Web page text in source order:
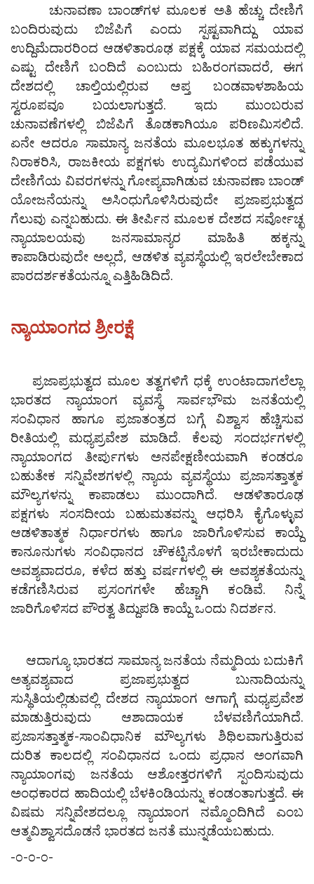
ಚುನಾವಣಾ ಬಾಂಡ್‌ಗಳ ಮೂಲಕ ಅತಿ ಹೆಚ್ಚು ದೇಣಿಗೆ
ಬಂದಿರುವುದು ಬಿಜೆಪಿಗೆ ಎಂದು ಸ್ಪಷ್ಟವಾಗಿದ್ದು ಯಾವ
ಉದ್ದಿಮೆದಾರರಿಂದ ಆಡಳಿತಾರೂಢ ಪಕ್ಷಕ್ಕೆ ಯಾವ ಸಮಯದಲ್ಲಿ
ಎಷ್ಟು ದೇಣಿಗೆ ಬಂದಿದೆ ಎಂಬುದು ಬಹಿರಂಗವಾದರೆ, ಈಗ
ದೇಶದಲ್ಲಿ ಚಾಲ್ತಿಯಲ್ಲಿರುವ ಆಪ್ತ ಬಂಡವಾಳಶಾಹಿಯ
ಸ್ವರೂಪವೂ ಬಯಲಾಗುತ್ತದೆ. ಇದು ಮುಂಬರುವ
ಚುನಾವಣೆಗಳಲ್ಲಿ ಬಿಜೆಪಿಗೆ ತೊಡಕಾಗಿಯೂ ಪರಿಣಮಿಸಲಿದೆ.
ಏನೇ ಆದರೂ ಸಾಮಾನ್ಯ ಜನತೆಯ ಮೂಲಭೂತ ಹಕ್ಕುಗಳನ್ನು
ನಿರಾಕರಿಸಿ, ರಾಜಕೀಯ ಪಕ್ಷಗಳು ಉದ್ಯಮಿಗಳಿಂದ ಪಡೆಯುವ
ದೇಣಿಗೆಯ ವಿವರಗಳನ್ನು ಗೋಪ್ಯವಾಗಿಡುವ ಚುನಾವಣಾ ಬಾಂಡ್‌
ಯೋಜನೆಯನ್ನು ಅಸಿಂಧುಗೊಳಿಸಿರುವುದೇ ಪ್ರಜಾಪ್ರಭುತ್ವದ
ಗೆಲುವು ಎನ್ನಬಹುದು. ಈ ತೀರ್ಪಿನ ಮೂಲಕ ದೇಶದ ಸರ್ವೋಚ್ಛ
ನ್ಯಾಯಾಲಯವು ಜನಸಾಮಾನ್ಯರ ಮಾಹಿತಿ ಹಕ್ಕನ್ನು
ಕಾಪಾಡಿರುವುದೇ ಅಲ್ಲದೆ, ಆಡಳಿತ ವ್ಯವಸ್ಥೆಯಲ್ಲಿ ಇರಲೇಬೇಕಾದ
ಪಾರದರ್ಶಕತೆಯನ್ನೂ ಎತ್ತಿಹಿಡಿದಿದೆ.
ನ್ಯಾಯಾಂಗದ ಶ್ರೀರಕ್ಷೆ
ಪ್ರಜಾಪ್ರಭುತ್ವದ ಮೂಲ ತತ್ವಗಳಿಗೆ ಧಕ್ಕೆ ಉಂಟಾದಾಗಲೆಲ್ಲಾ
ಭಾರತದ ನ್ಯಾಯಾಂಗ ವ್ಯವಸ್ಥೆ ಸಾರ್ವಭೌಮ ಜನತೆಯಲ್ಲಿ
ಸಂವಿಧಾನ ಹಾಗೂ ಪ್ರಜಾತಂತ್ರದ ಬಗ್ಗೆ ವಿಶ್ವಾಸ ಹೆಚ್ಚಿಸುವ
ರೀತಿಯಲ್ಲಿ ಮಧ್ಯಪ್ರವೇಶ ಮಾಡಿದೆ. ಕೆಲವು ಸಂದರ್ಭಗಳಲ್ಲಿ
ನ್ಯಾಯಾಂಗದ ತೀರ್ಪುಗಳು ಅನಪೇಕ್ಷಣೀಯವಾಗಿ ಕಂಡರೂ
ಬಹುತೇಕ ಸನ್ನಿವೇಶಗಳಲ್ಲಿ ನ್ಯಾಯ ವ್ಯವಸ್ಥೆಯು ಪ್ರಜಾಸತ್ತಾತ್ಮಕ
ಮೌಲ್ಯಗಳನ್ನು ಕಾಪಾಡಲು ಮುಂದಾಗಿದೆ. ಆಡಳಿತಾರೂಢ
ಪಕ್ಷಗಳು ಸಂಸದೀಯ ಬಹುಮತವನ್ನು ಆಧರಿಸಿ ಕೈಗೊಳ್ಳುವ
ಆಡಳಿತಾತ್ಮಕ ನಿರ್ಧಾರಗಳು ಹಾಗೂ ಜಾರಿಗೊಳಿಸುವ ಕಾಯ್ದೆ
ಕಾನೂನುಗಳು ಸಂವಿಧಾನದ ಚೌಕಟ್ಟಿನೊಳಗೆ ಇರಬೇಕಾದುದು
ಅವಶ್ಯವಾದರೂ, ಕಳೆದ ಹತ್ತು ವರ್ಷಗಳಲ್ಲಿ ಈ ಅವಶ್ಯಕತೆಯನ್ನು
ಕಡೆಗಣಿಸಿರುವ ಪ್ರಸಂಗಗಳೇ ಹೆಚ್ಚಾಗಿ ಕಂಡಿವೆ. ನಿನ್ನೆ
ಜಾರಿಗೊಳಿಸದ ಪೌರತ್ವ ತಿದ್ದುಪಡಿ ಕಾಯ್ದೆ ಒಂದು ನಿದರ್ಶನ.
ಆದಾಗ್ಯೂ ಭಾರತದ ಸಾಮಾನ್ಯ ಜನತೆಯ ನೆಮ್ಮದಿಯ ಬದುಕಿಗೆ
ಅತ್ಯವಶ್ಯವಾದ ಪ್ರಜಾಪ್ರಭುತ್ವದ ಬುನಾದಿಯನ್ನು
ಸುಸ್ಥಿತಿಯಲ್ಲಿಡುವಲ್ಲಿ ದೇಶದ ನ್ಯಾಯಾಂಗ ಆಗಾಗ್ಗೆ ಮಧ್ಯಪ್ರವೇಶ
ಮಾಡುತ್ತಿರುವುದು ಆಶಾದಾಯಕ ಬೆಳವಣಿಗೆಯಾಗಿದೆ.
ಪ್ರಜಾಸತ್ತಾತ್ಮಕ-ಸಾಂವಿಧಾನಿಕ ಮೌಲ್ಯಗಳು ಶಿಥಿಲವಾಗುತ್ತಿರುವ
ದುರಿತ ಕಾಲದಲ್ಲಿ ಸಂವಿಧಾನದ ಒಂದು ಪ್ರಧಾನ ಅಂಗವಾಗಿ
ನ್ಯಾಯಾಂಗವು ಜನತೆಯ ಆಶೋತ್ತರಗಳಿಗೆ ಸ್ಪಂದಿಸುವುದು
ಅಂಧಕಾರದ ಹಾದಿಯಲ್ಲಿ ಬೆಳಕಿಂಡಿಯನ್ನು ಕಂಡಂತಾಗುತ್ತದೆ. ಈ
ವಿಷಮ ಸನ್ನಿವೇಶದಲ್ಲೂ ನ್ಯಾಯಾಂಗ ನಮ್ಮೊಂದಿಗಿದೆ ಎಂಬ
ಆತ್ಮವಿಶ್ವಾಸದೊಡನೆ ಭಾರತದ ಜನತೆ ಮುನ್ನಡೆಯಬಹುದು.
-೦-೦-೦-